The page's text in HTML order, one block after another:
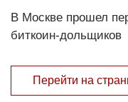
В Москве прошел
биткоин-дольщиков
Перейти на